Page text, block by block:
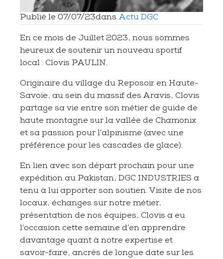
Publié le 07/07/23dans Actu DGC
En ce mois de Juillet 2023, nous sommes
heureux de soutenir un nouveau sportif
local : Clovis PAULIN.
Originaire du village du Reposoir en Haute-
Savoie, au sein du massif des Aravis, Clovis
partage sa vie entre son métier de guide de
haute montagne sur la vallée de Chamonix
et sa passion pour l’alpinisme (avec une
préférence pour les cascades de glace).
En lien avec son départ prochain pour une
expédition au Pakistan, DGC INDUSTRIES a
tenu à lui apporter son soutien. Visite de nos
locaux, échanges sur notre métier,
présentation de nos équipes, Clovis a eu
l’occasion cette semaine d’en apprendre
davantage quant à notre expertise et
savoir-faire, ancrés de longue date sur les